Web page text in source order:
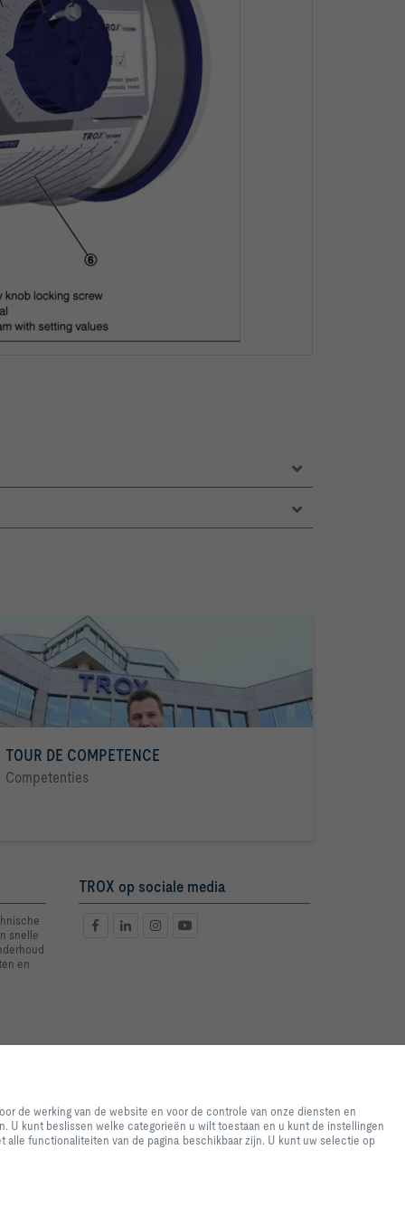
TOUR DE COMPETENCE
Competenties
snelle
en
TROX op sociale media
voor statistische
geven. U kunt beslissen welke
op basis van uw individuele
de werking van de website en voor de controle van onze diensten en
kunt beslissen welke categorieën u wilt toestaan en u kunt de instellingen
alle functionaliteiten van de pagina beschikbaar zijn. U kunt uw selectie op